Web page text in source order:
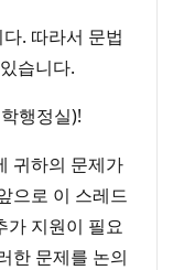
. 따라서 문법
습니다.
행정실)!
귀하의 문제가
으로 이 스레드
가 지원이 필요
한 문제를 논의